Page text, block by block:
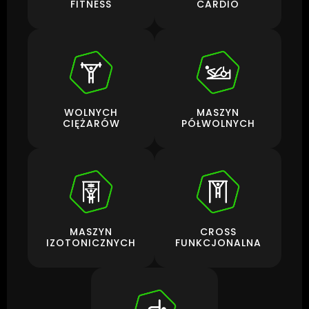
FITNESS CARDIO
WOLNYCH
CIĘŻARÓW
MASZYN
PÓŁWOLNYCH
MASZYN
IZOTONICZNYCH
CROSS
FUNKCJONALNA